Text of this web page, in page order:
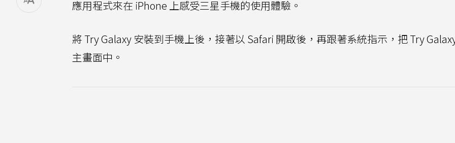
應用程式來在 iPhone 上感受三星手機的使用體驗。
將 Try Galaxy 安裝到手機上後，接著以 Safari 開啟後，再跟著系統指示，把 Try
主畫面中。